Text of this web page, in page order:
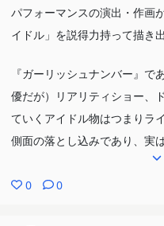
パフォーマンスの演出・作画
イドル」を説得力持って描き
『ガーリッシュナンバー』
優だが）リアリティショー、
ていくアイドル物はつまりラ
側面の落とし込みであり、実
では何故この回に圧倒的パワ
言表されるアイの振る舞いが
0 0